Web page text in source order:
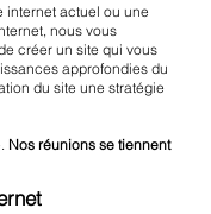
internet actuel ou une
nous vous
créer un site qui vous
approfondies du
du site une stratégie
Nos réunions se tiennent